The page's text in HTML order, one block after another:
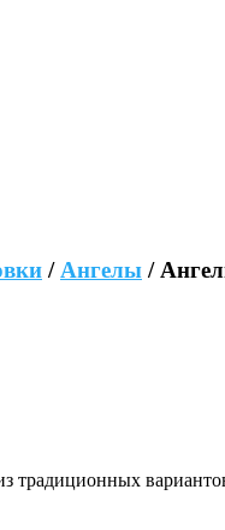
/ Ангелы /
традиционных